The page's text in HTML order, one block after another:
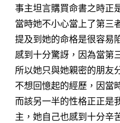
事主坦言購買命書之時正
當時她不小心當上了第三
提及到她的命格是很容易
感到十分驚訝，因為當第
所以她只與她親密的朋友
不想回憶起的經歷，因當
而該另一半的性格正正是
主，她自己也感到十分辛